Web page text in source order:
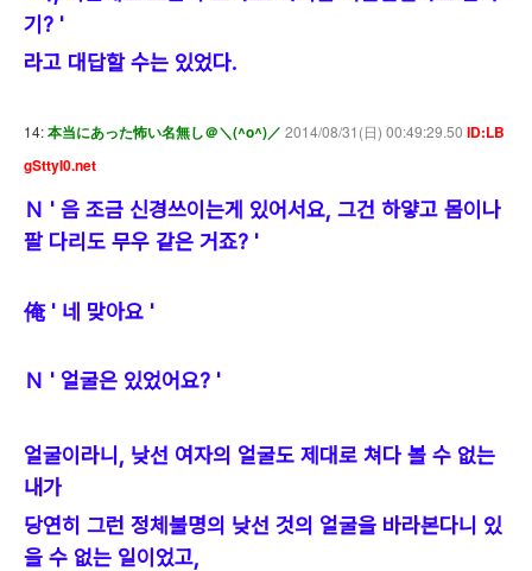
기? '
라고 대답할 수는 있었다.
14:本当にあった怖い名無し＠＼(^o^)／ 2014/08/31(日) 00:49:29.50 ID:LB
gSttyI0.net
Ｎ ' 음 조금 신경쓰이는게 있어서요, 그건 하얗고 몸이나
팔 다리도 무우 같은 거죠? '
俺 ' 네 맞아요 '
Ｎ ' 얼굴은 있었어요? '
얼굴이라니, 낮선 여자의 얼굴도 제대로 쳐다 볼 수 없는
내가
당연히 그런 정체불명의 낮선 것의 얼굴을 바라본다니 있
을 수 없는 일이었고,